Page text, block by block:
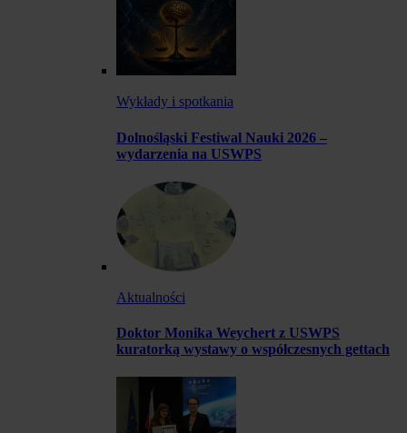
Wykłady i spotkania
Dolnośląski Festiwal Nauki 2026 –
wydarzenia na USWPS
Aktualności
Doktor Monika Weychert z USWPS
kuratorką wystawy o współczesnych gettach